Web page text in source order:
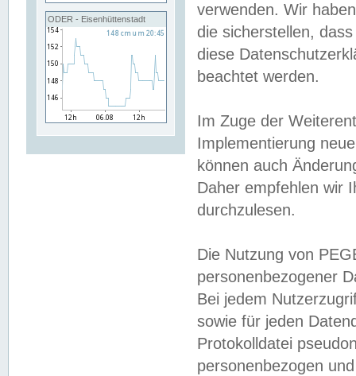
ODER - Eisenhüttenstadt
verwenden. Wir
die sicherstellen,
diese
beachtet werden.
Im Zuge der
Implementierung
können auch
Daher empfehlen wir
durchzulesen.
Die Nutzung von
personenbezogener
Bei jedem
sowie für jeden
Protokolldatei
personenbezogen